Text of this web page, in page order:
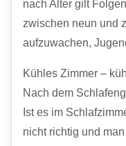
nach Alter gilt
zwischen neun und
aufzuwachen,
Kühles Zimmer –
Nach dem
Ist es im
nicht richtig und